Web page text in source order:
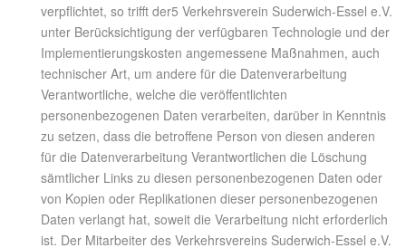
verpflichtet, so trifft der5 Verkehrsverein Suderwich-Essel e.V.
unter Berücksichtigung der verfügbaren Technologie und der
Implementierungskosten angemessene Maßnahmen, auch
technischer Art, um andere für die Datenverarbeitung
Verantwortliche, welche die veröffentlichten
personenbezogenen Daten verarbeiten, darüber in Kenntnis
zu setzen, dass die betroffene Person von diesen anderen
für die Datenverarbeitung Verantwortlichen die Löschung
sämtlicher Links zu diesen personenbezogenen Daten oder
von Kopien oder Replikationen dieser personenbezogenen
Daten verlangt hat, soweit die Verarbeitung nicht erforderlich
ist. Der Mitarbeiter des Verkehrsvereins Suderwich-Essel e.V.